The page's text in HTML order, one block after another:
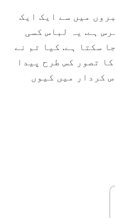
میں سے ایک ایک
ہے. یہ لباس کسی
سکتا ہے. کیا تم نے
تصور کس طرح پیدا
کردار میں کیوں